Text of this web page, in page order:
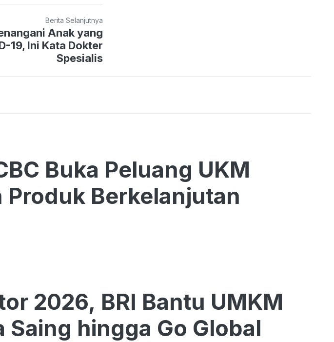
Berita Selanjutnya
Anak yang
19, Ini Kata Dokter
Spesialis
Buka Peluang UKM
Berkelanjutan
2026, BRI Bantu UMKM
hingga Go Global